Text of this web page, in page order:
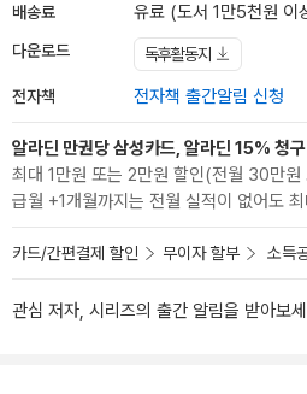
배송료 유료 (도서 1만5천원 이
다운로드 독후활동지
전자책 전자책 출간알림 신청
알라딘 만권당 삼성카드, 알라딘 15% 청
최대 1만원 또는 2만원 할인(전월 30만
급월 +1개월까지는 전월 실적이 없어도
카드/간편결제 할인 무이자 할부 소득
관심 저자, 시리즈의 출간 알림을 받아보